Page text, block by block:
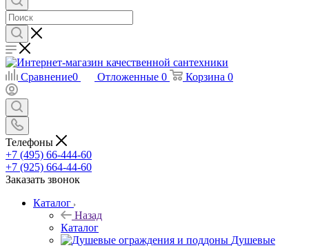
Сравнение0 Отложенные 0 Корзина 0
Телефоны
+7 (495) 66-444-60
+7 (925) 664-44-60
Заказать звонок
Каталог
Назад
Каталог
Душевые